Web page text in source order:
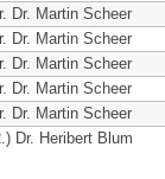
Dr. Martin Scheer
Dr. Martin Scheer
Dr. Martin Scheer
Dr. Martin Scheer
Dr. Martin Scheer
Dr. Heribert Blum